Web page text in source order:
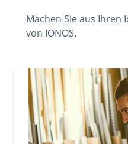
Machen Sie aus Ihren
von IONOS.